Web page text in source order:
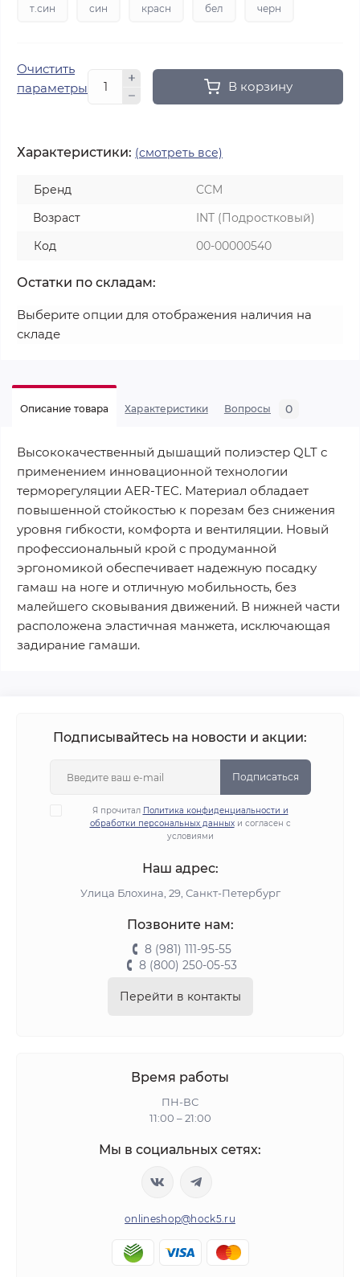
т.син син красн бел черн
Очистить
параметры
В корзину
Характеристики: (смотреть все)
Бренд
CCM
Возраст
INT (Подростковый)
Код
00-00000540
Остатки по складам:
Выберите опции для отображения наличия на
складе
Описание товара Характеристики Вопросы 0
Высококачественный дышащий полиэстер QLT с
применением инновационной технологии
терморегуляции AER-TEC. Материал обладает
повышенной стойкостью к порезам без снижения
уровня гибкости, комфорта и вентиляции. Новый
профессиональный крой с продуманной
эргономикой обеспечивает надежную посадку
гамаш на ноге и отличную мобильность, без
малейшего сковывания движений. В нижней части
расположена эластичная манжета, исключающая
задирание гамаши.
Подписывайтесь на новости и акции:
Подписаться
Я прочитал Политика конфиденциальности и
обработки персональных данныхи согласен с
условиями
Наш адрес:
Улица Блохина, 29, Санкт-Петербург
Позвоните нам:
8 (981) 111-95-55
8 (800) 250-05-53
Перейти в контакты
Время работы
ПН-ВС
11:00 – 21:00
Мы в социальных сетях:
onlineshop@hock5.ru